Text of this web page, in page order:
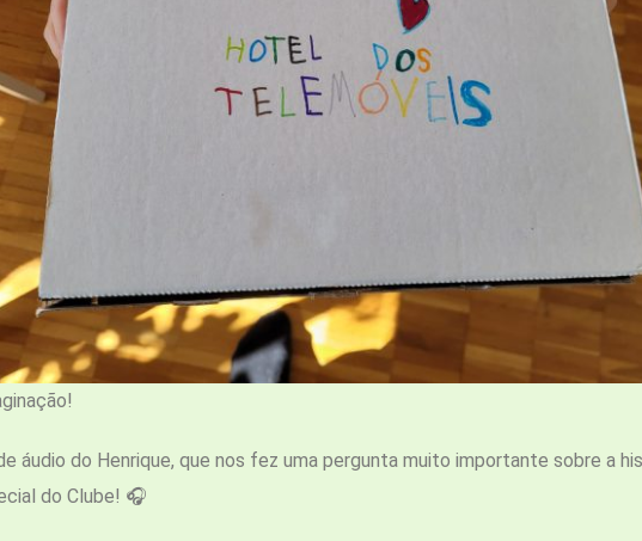
áudio do Henrique, que nos fez uma pergunta muito importante sobre a
do Clube! 🎧